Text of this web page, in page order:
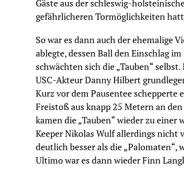
Gäste aus der schleswig-
gefährlicheren Tormöglichkeiten
So war es dann auch der ehemalige
ablegte, dessen Ball den Einschlag
schwächten sich die „Tauben“
USC-Akteur Danny Hilbert
Kurz vor dem Pausentee schepperte
Freistoß aus knapp 25 Metern an
kamen die „Tauben“ wieder zu
Keeper Nikolas Wulf allerdings nicht
deutlich besser als die
Ultimo war es dann wieder Finn